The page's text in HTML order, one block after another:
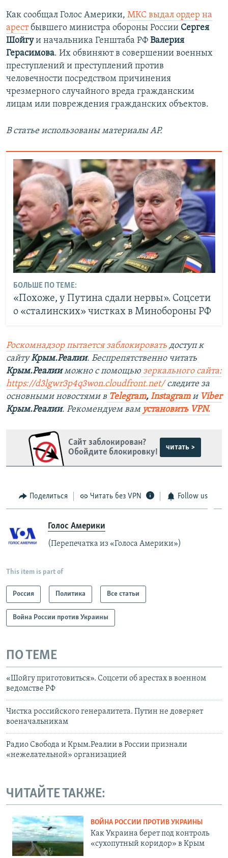
Как сообщал Голос Америки, МКС выдал ордер на
арестбывшего министра обороны России Сергея
Шойгуи начальника Генштаба РФ Валерия
Герасимова. Их обвиняют в совершении военных
преступлений и преступлений против
человечности посредством причинения
чрезмерного случайного вреда гражданским
лицам или повреждения гражданских объектов.
В статье использованы материалы АР.
БОЛЬШЕ ПО ТЕМЕ:
«Похоже, у Путина сдали нервы». Соцсети
о «сталинских» чистках в Минобороны РФ
Роскомнадзор пытается заблокировать доступ к
сайтуКрым.Реалии. Беспрепятственно читать
Крым.Реалииможно с помощью зеркального сайта:
https://d3lgwr3p4q3won.cloudfront.net/следите за
основными новостями в Telegram, Instagramи Viber
Крым.Реалии. Рекомендуем вам установить VPN.
Сайт заблокирован?
Обойдите блокировку!
читать >
Поделиться Читать без VPN Follow us
Голос Америки
(Перепечатка из «Голоса Америки»)
This item is part of
Россия Политика Все статьи
Война России против Украины
ПО ТЕМЕ
«Шойгу приготовиться». Соцсети об арестах в военном
ведомстве РФ
Чистка российского генералитета. Путин не доверяет
военачальникам
Радио Свобода и Крым.Реалии в России признали
«нежелательной» организацией
ЧИТАЙТЕ ТАКЖЕ:
ВОЙНА РОССИИ ПРОТИВ УКРАИНЫ
Как Украина берет под контроль
«сухопутный коридор» в Крым